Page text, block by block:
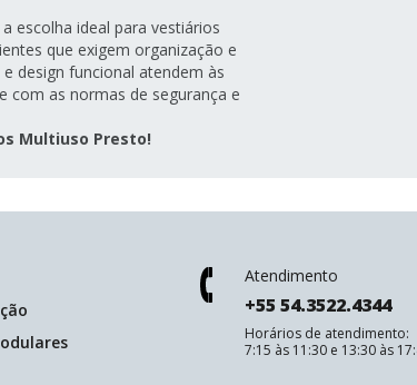
escolha ideal para vestiários
que exigem organização e
design funcional atendem às
com as normas de segurança e
Multiuso Presto!
Atendimento
+55 54.3522.4344
Horários de atendimento:
7:15 às 11:30 e 13:30 às